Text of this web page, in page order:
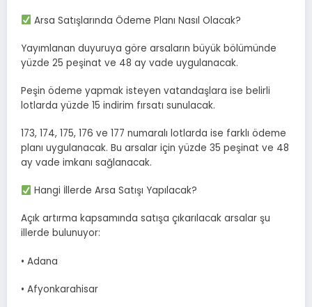
Arsa Satışlarında Ödeme Planı Nasıl Olacak?
Yayımlanan duyuruya göre arsaların büyük bölümünde
yüzde 25 peşinat ve 48 ay vade uygulanacak.
Peşin ödeme yapmak isteyen vatandaşlara ise belirli
lotlarda yüzde 15 indirim fırsatı sunulacak.
173, 174, 175, 176 ve 177 numaralı lotlarda ise farklı ödeme
planı uygulanacak. Bu arsalar için yüzde 35 peşinat ve 48
ay vade imkanı sağlanacak.
Hangi İllerde Arsa Satışı Yapılacak?
Açık artırma kapsamında satışa çıkarılacak arsalar şu
illerde bulunuyor:
• Adana
• Afyonkarahisar